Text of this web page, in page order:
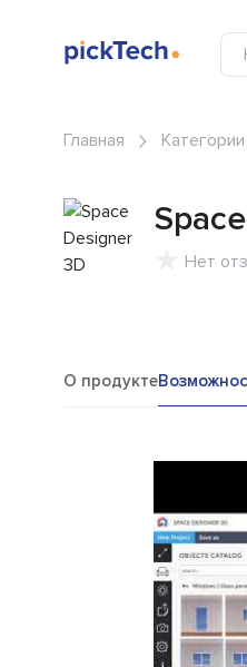
Главная Категории
Нет
О продукте